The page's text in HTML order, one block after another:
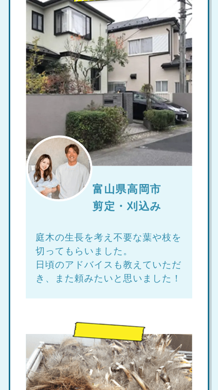
富山県高岡市
剪定・刈込み
庭木の生長を考え不要な葉や枝を
切ってもらいました。
日頃のアドバイスも教えていただ
き、また頼みたいと思いました！